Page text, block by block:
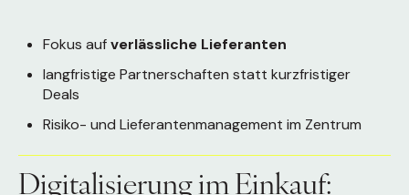
Fokus aufverlässliche Lieferanten
langfristige Partnerschaften statt kurzfristiger
Deals
Risiko- und Lieferantenmanagement im Zentrum
Digitalisierung im Einkauf: